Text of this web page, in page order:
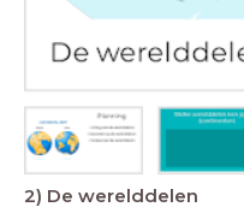
2) De werelddelen